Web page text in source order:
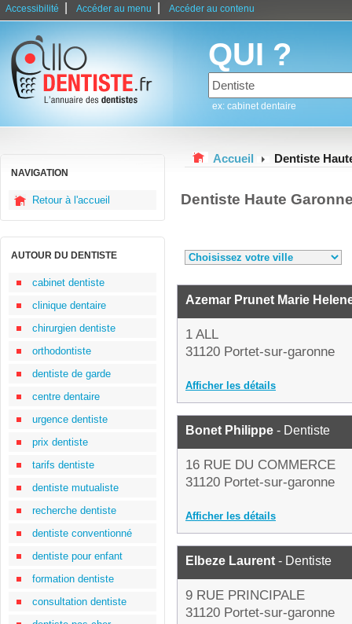
Accessibilité Accéder au menu Accéder au contenu
QUI ?
ex: cabinet dentaire
NAVIGATION
Retour à l'accueil
AUTOUR DU DENTISTE
cabinet dentiste
clinique dentaire
chirurgien dentiste
orthodontiste
dentiste de garde
centre dentaire
urgence dentiste
prix dentiste
tarifs dentiste
dentiste mutualiste
recherche dentiste
dentiste conventionné
dentiste pour enfant
formation dentiste
consultation dentiste
Accueil Dentiste
Dentiste Haute
Azemar Prunet Marie
1 ALL
31120 Portet-sur-garonne
Afficher les détails
Bonet Philippe - Dentiste
16 RUE DU COMMERCE
31120 Portet-sur-garonne
Afficher les détails
Elbeze Laurent - Dentiste
9 RUE PRINCIPALE
31120 Portet-sur-garonne